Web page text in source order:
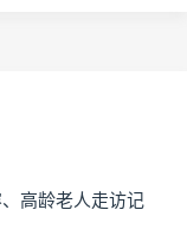
高龄老人走访记